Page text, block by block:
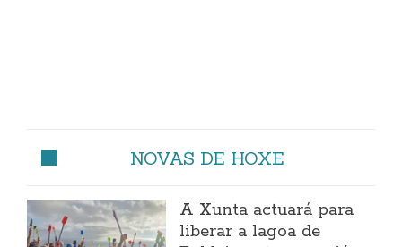
NOVAS DE HOXE
A Xunta actuará para
liberar a lagoa de